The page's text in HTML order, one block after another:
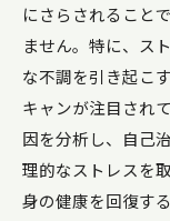
にさらされること
ません。特に、ス
な不調を引き起こ
キャンが注目され
因を分析し、自己
理的なストレスを
身の健康を回復す